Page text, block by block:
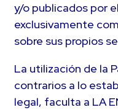
y/o publicados por
exclusivamente
sobre sus propios
La utilización de la
contrarios a lo
legal, faculta a LA